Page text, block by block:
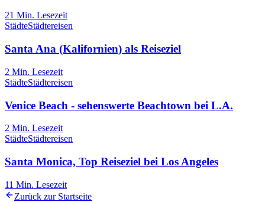
21 Min. Lesezeit
StädteStädtereisen
Santa Ana (Kalifornien) als Reiseziel
2 Min. Lesezeit
StädteStädtereisen
Venice Beach - sehenswerte Beachtown bei L.A.
2 Min. Lesezeit
StädteStädtereisen
Santa Monica, Top Reiseziel bei Los Angeles
11 Min. Lesezeit
Zurück zur Startseite